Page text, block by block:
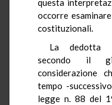
questa
occorre
costituzionali.
La dedotta
secondo il
considerazione
tempo -
legge n. 88 del